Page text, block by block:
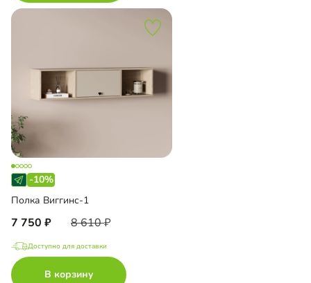
-10%
Полка Виггинс-1
7 750 8 610
Доступно для доставки
В корзину